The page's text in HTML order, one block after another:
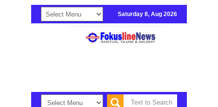
Saturday 8, Aug 2026